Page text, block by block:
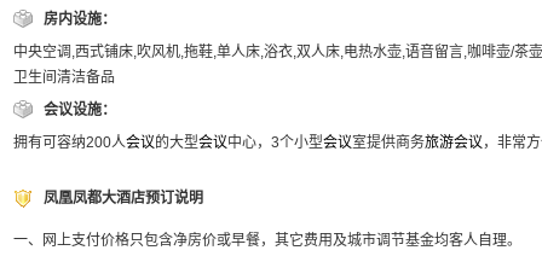
房内设施：
中央空调,西式铺床,吹风机,拖鞋,单人床,浴衣,双人床,电热水壶,语音留言,咖啡壶/茶
卫生间清洁备品
会议设施：
拥有可容纳200人会议的大型会议中心，3个小型会议室提供商务旅游会议 ，非常
凤凰凤都大酒店预订说明
一、网上支付价格只包含净房价或早餐，其它费用及城市调节基金均客人自理。